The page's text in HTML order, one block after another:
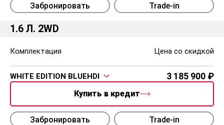
Забронировать Trade-in
1.6 Л. 2WD
Комплектация Цена со скидкой
WHITE EDITION BLUEHDI 3 185 900
Купить в кредит
Забронировать Trade-in